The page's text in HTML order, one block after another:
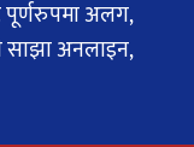
पूर्णरुपमा अलग,
साझा अनलाइन,